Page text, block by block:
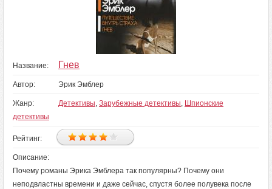
Название: Гнев
Автор: Эрик Эмблер
Жанр: Детективы, Зарубежные детективы, Шпионские
детективы
Рейтинг:
Описание:
Почему романы Эрика Эмблера так популярны? Почему они
неподвластны времени и даже сейчас, спустя более полувека после